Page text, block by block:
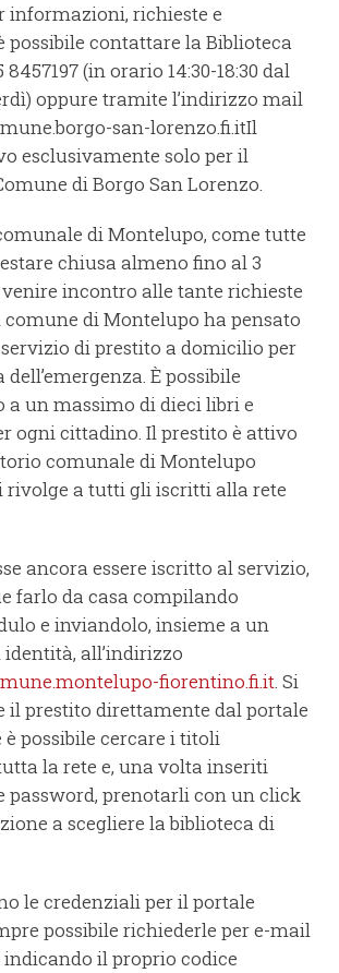
informazioni, richieste e
possibile contattare la Biblioteca
(in orario 14:30-18:30 dal
oppure tramite l’indirizzo mail
san-lorenzo.fi.itIl
esclusivamente solo per il
di Borgo San Lorenzo.
di Montelupo, come tutte
chiusa almeno fino al 3
venire incontro alle tante richieste
di Montelupo ha pensato
di prestito a domicilio per
È possibile
a un massimo di dieci libri e
ogni cittadino. Il prestito è attivo
comunale di Montelupo
rivolge a tutti gli iscritti alla rete
ancora essere iscritto al servizio,
farlo da casa compilando
e inviandolo, insieme a un
all’indirizzo
fiorentino.fi.it. Si
il prestito direttamente dal portale
è possibile cercare i titoli
la rete e, una volta inseriti
password, prenotarli con un click
a scegliere la biblioteca di
le credenziali per il portale
possibile richiederle per e-mail
il proprio codice